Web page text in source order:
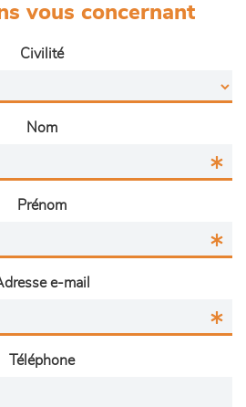
vous concernant
Civilité
Nom
Prénom
e-mail
Téléphone